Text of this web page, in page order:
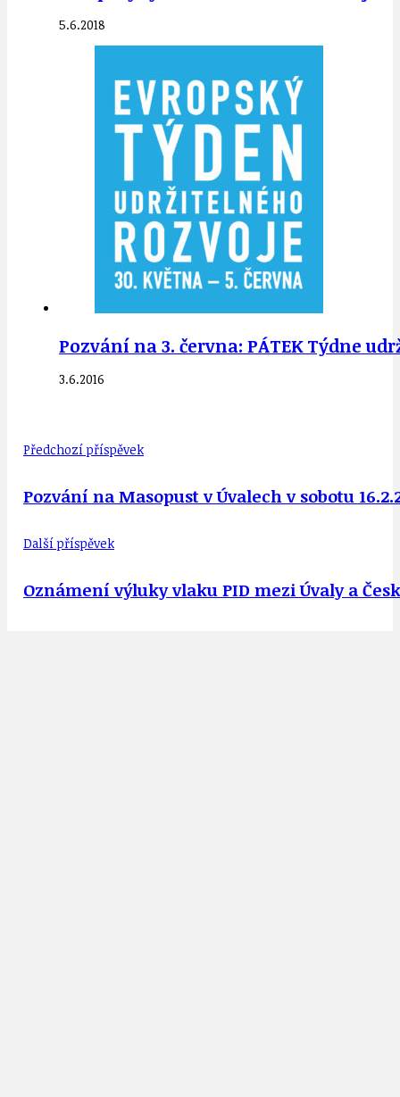
5.6.2018
Pozvání na 3. června: PÁTEK Týdne
3.6.2016
Předchozí příspěvek
Pozvání na Masopust v Úvalech v sobotu
Další příspěvek
Oznámení výluky vlaku PID mezi Úvaly a